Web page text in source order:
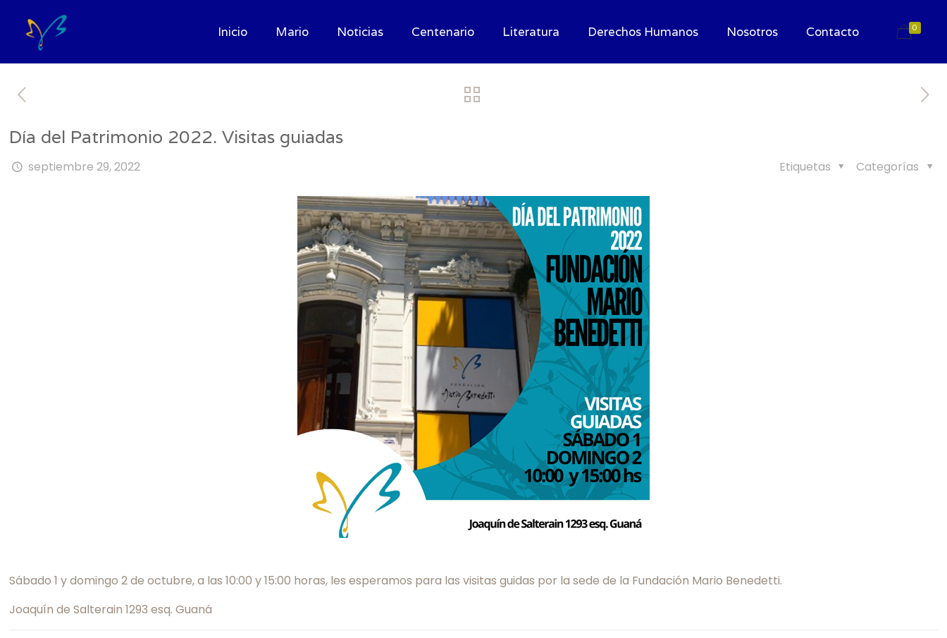
Inicio Mario Noticias Centenario Literatura Derechos Humanos Nosotros Contacto 0
Día del Patrimonio 2022. Visitas guiadas
septiembre 29, 2022 Categorías
Etiquetas
Sábado 1 y domingo 2 de octubre, a las 10:00 y 15:00 horas, les esperamos para las visitas guidas por la sede de la Fundación Mario Benedetti.
Joaquín de Salterain 1293 esq. Guaná